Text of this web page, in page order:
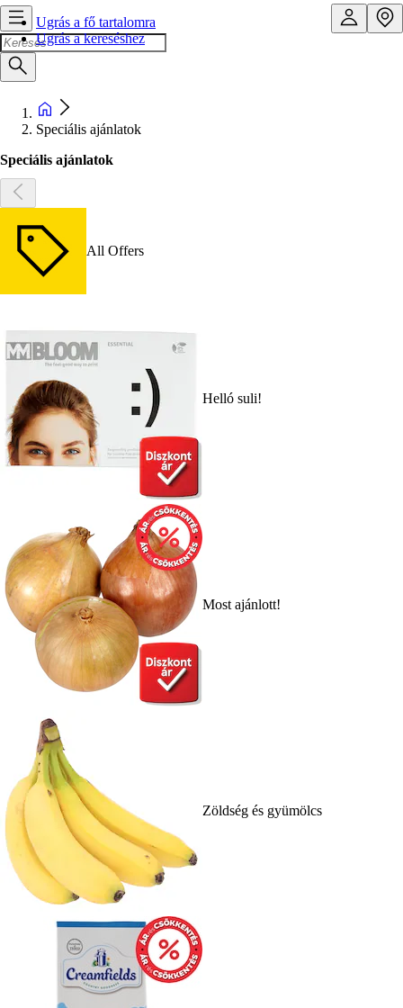
Ugrás a fő tartalomra
Ugrás a kereséshez
Speciális ajánlatok
Speciális ajánlatok
All Offers
Helló suli!
Most ajánlott!
Zöldség és gyümölcs